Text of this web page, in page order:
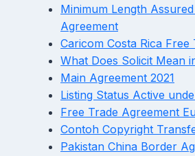
Minimum Length
Agreement
Caricom Costa Rica
What Does Solicit Mean
Main Agreement 2021
Listing Status Active
Free Trade Agreement
Contoh Copyright
Pakistan China Border